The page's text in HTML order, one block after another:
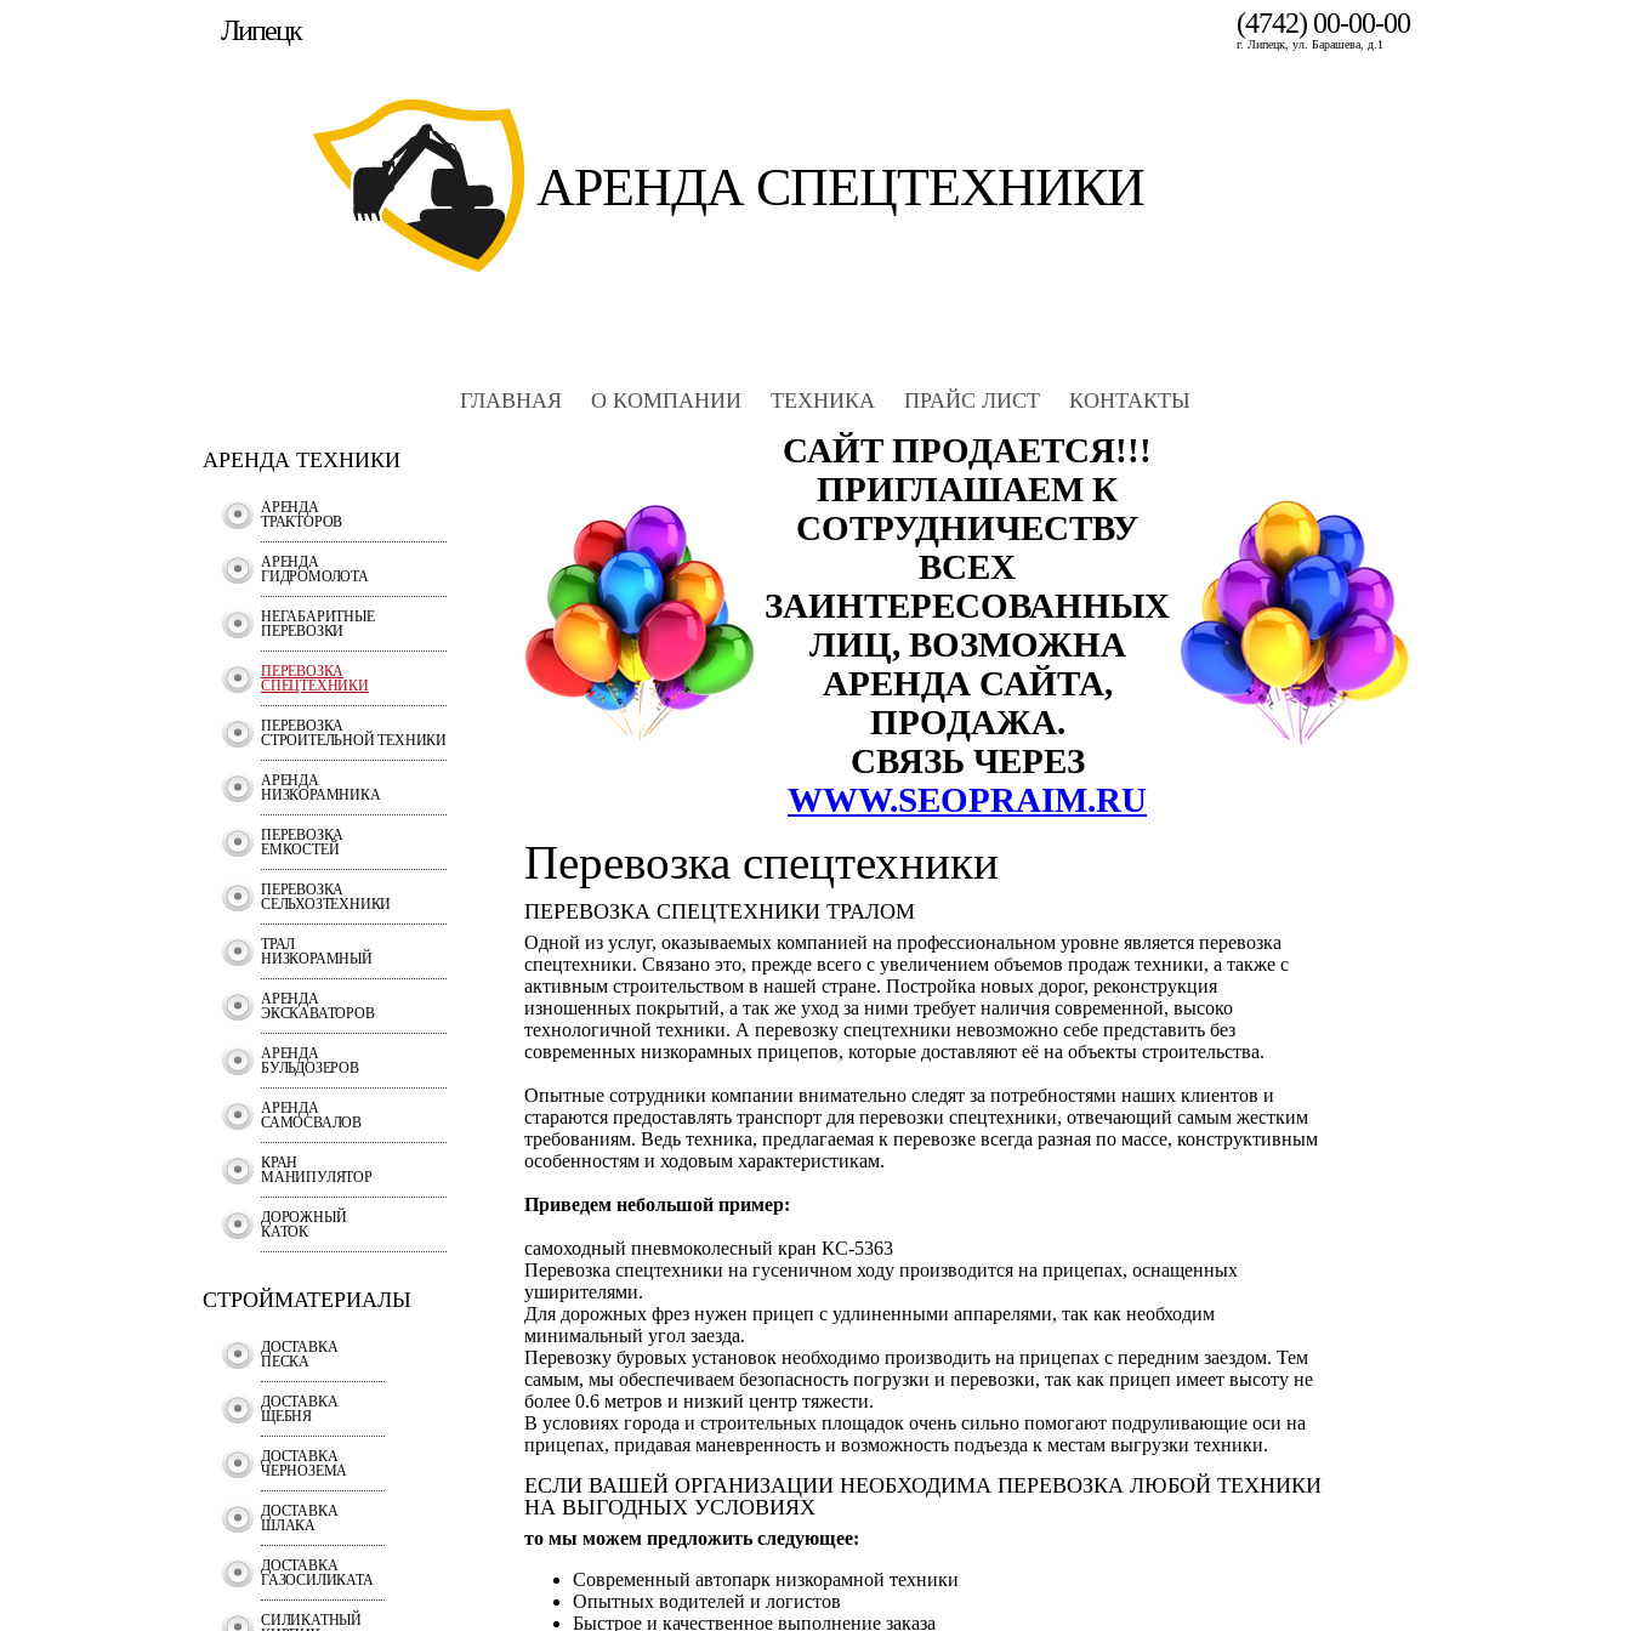
Липецк (4742) 00-00-00
г. Липецк, ул. Барашева, д.1
АРЕНДА СПЕЦТЕХНИКИ
ГЛАВНАЯ О КОМПАНИИ ТЕХНИКА ПРАЙС ЛИСТ КОНТАКТЫ
АРЕНДА ТЕХНИКИ
АРЕНДА
ТРАКТОРОВ
АРЕНДА
ГИДРОМОЛОТА
НЕГАБАРИТНЫЕ
ПЕРЕВОЗКИ
ПЕРЕВОЗКА
СПЕЦТЕХНИКИ
ПЕРЕВОЗКА
СТРОИТЕЛЬНОЙ ТЕХНИКИ
АРЕНДА
НИЗКОРАМНИКА
ПЕРЕВОЗКА
ЕМКОСТЕЙ
ПЕРЕВОЗКА
СЕЛЬХОЗТЕХНИКИ
ТРАЛ
НИЗКОРАМНЫЙ
АРЕНДА
ЭКСКАВАТОРОВ
АРЕНДА
БУЛЬДОЗЕРОВ
АРЕНДА
САМОСВАЛОВ
КРАН
МАНИПУЛЯТОР
ДОРОЖНЫЙ
КАТОК
СТРОЙМАТЕРИАЛЫ
ДОСТАВКА
ПЕСКА
ДОСТАВКА
ЩЕБНЯ
ДОСТАВКА
ЧЕРНОЗЕМА
ДОСТАВКА
ШЛАКА
ДОСТАВКА
ГАЗОСИЛИКАТА
СИЛИКАТНЫЙ
САЙТ ПРОДАЕТСЯ!!!
ПРИГЛАШАЕМ К
СОТРУДНИЧЕСТВУ
ВСЕХ
ЗАИНТЕРЕСОВАННЫХ
ЛИЦ, ВОЗМОЖНА
АРЕНДА САЙТА,
ПРОДАЖА.
СВЯЗЬ ЧЕРЕЗ
WWW.SEOPRAIM.RU
Перевозка спецтехники
ПЕРЕВОЗКА СПЕЦТЕХНИКИ ТРАЛОМ
Одной из услуг, оказываемых компанией на профессиональном уровне является перевозка
спецтехники. Связано это, прежде всего с увеличением объемов продаж техники, а также с
активным строительством в нашей стране. Постройка новых дорог, реконструкция
изношенных покрытий, а так же уход за ними требует наличия современной, высоко
технологичной техники. А перевозку спецтехники невозможно себе представить без
современных низкорамных прицепов, которые доставляют её на объекты строительства.
Опытные сотрудники компании внимательно следят за потребностями наших клиентов и
стараются предоставлять транспорт для перевозки спецтехники, отвечающий самым жестким
требованиям. Ведь техника, предлагаемая к перевозке всегда разная по массе, конструктивным
особенностям и ходовым характеристикам.
Приведем небольшой пример:
самоходный пневмоколесный кран КС-5363
Перевозка спецтехники на гусеничном ходу производится на прицепах, оснащенных
уширителями.
Для дорожных фрез нужен прицеп с удлиненными аппарелями, так как необходим
минимальный угол заезда.
Перевозку буровых установок необходимо производить на прицепах с передним заездом. Тем
самым, мы обеспечиваем безопасность погрузки и перевозки, так как прицеп имеет высоту не
более 0.6 метров и низкий центр тяжести.
В условиях города и строительных площадок очень сильно помогают подруливающие оси на
прицепах, придавая маневренность и возможность подъезда к местам выгрузки техники.
ЕСЛИ ВАШЕЙ ОРГАНИЗАЦИИ НЕОБХОДИМА ПЕРЕВОЗКА ЛЮБОЙ ТЕХНИКИ
НА ВЫГОДНЫХ УСЛОВИЯХ
то мы можем предложить следующее:
Современный автопарк низкорамной техники
Опытных водителей и логистов
Быстрое и качественное выполнение заказа